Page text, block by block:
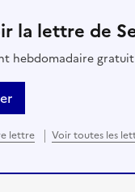
la lettre de
hebdomadaire gratuit
lettre Voir toutes les